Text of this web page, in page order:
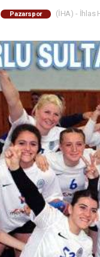
Pazarspor (İHA) - İhlas